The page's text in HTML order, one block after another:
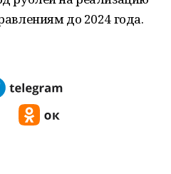
до 2024 года.